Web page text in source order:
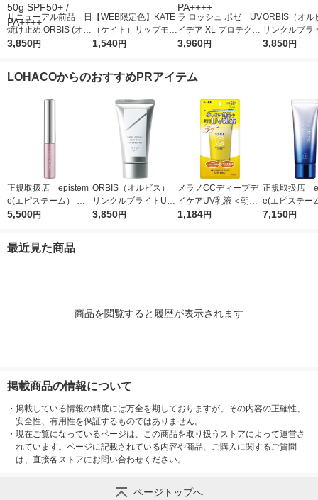
リニューアル前品 日
焼け止め ORBIS (オル
ビス) リンクルブライ
3,850円
【WEB限定色】KATE
（ケイト）リップモン
スター 04 パンプキン
1,540円
ラ ロッシュ ポゼ UV
イデア XL プロテクシ
ョントーンアップ ロ
3,960円
ORBIS（オル
リンクルブラ
プロテクター
3,850円
LOHACOからのおすすめPRアイテム
正規取扱店 epistem
e(エピステーム） パ
ワライズラッシュセラ
5,500円
ORBIS（オルビス）
リンクルブライトUV
プロテクター N 50g
3,850円
メラノCCディープデ
イケアUV乳液＜朝用
日焼け止め乳液＞50g
1,184円
正規取扱店
e(エピステー
ワイトUVレ
7,150円
最近見た商品
商品を閲覧すると履歴が表示されます
掲載商品の情報について
・ 掲載している情報の精度には万全を期しておりますが、その内容の正確性、
安全性、有用性を保証するものではありません。
・ 現在ご覧になっているページは、この商品を取り扱うストアによって運営さ
れています。ページに記載されている内容や商品、ご購入に関するご質問
は、直接各ストアにお問い合わせください。
ページトップへ